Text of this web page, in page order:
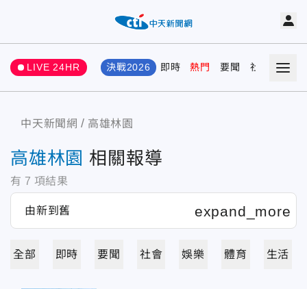
LIVE 24HR 決戰2026 即時 熱門 要聞 社會 娛樂
中天新聞網 高雄林園
高雄林園 相關報導
有 7 項結果
全部 即時 要聞 社會 娛樂 體育 生活